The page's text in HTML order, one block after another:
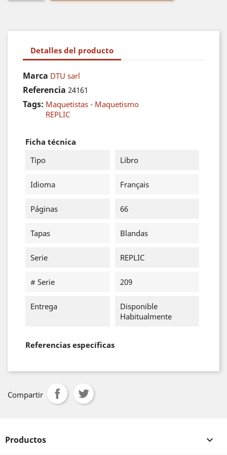
Detalles del producto
Marca DTU sarl
Referencia 24161
Tags: Maquetistas - Maquetismo
REPLIC
Ficha técnica
Tipo
Libro
Idioma Français
Páginas 66
Tapas Blandas
Serie REPLIC
# Serie 209
Entrega
Disponible
Habitualmente
Referencias específicas
Compartir
Productos 